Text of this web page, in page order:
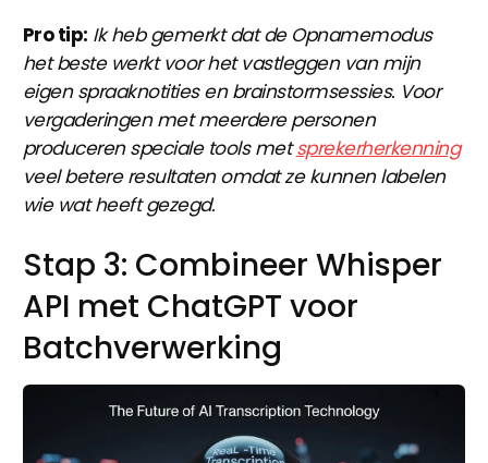
Pro tip: Ik heb gemerkt dat de Opnamemodus
het beste werkt voor het vastleggen van mijn
eigen spraaknotities en brainstormsessies. Voor
vergaderingen met meerdere personen
produceren speciale tools metsprekerherkenning
veel betere resultaten omdat ze kunnen labelen
wie wat heeft gezegd.
Stap 3: Combineer Whisper
API met ChatGPT voor
Batchverwerking